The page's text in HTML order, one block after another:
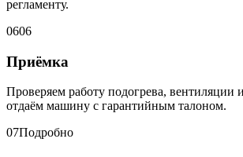
регламенту.
0606
Приёмка
Проверяем работу подогрева, вентиляции
отдаём машину с гарантийным талоном.
07Подробно